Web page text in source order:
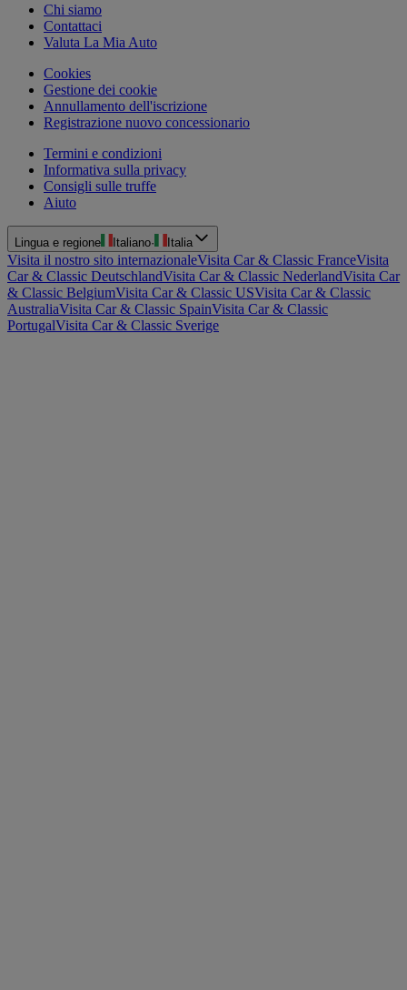
Chi siamo
Contattaci
Valuta La Mia Auto
Cookies
Gestione dei cookie
Annullamento dell'iscrizione
Registrazione nuovo concessionario
Termini e condizioni
Informativa sulla privacy
Consigli sulle truffe
Aiuto
Lingua e regione Italiano· Italia
Visita il nostro sito internazionaleVisita Car & Classic FranceVisita
Car & Classic DeutschlandVisita Car & Classic NederlandVisita Car
& Classic BelgiumVisita Car & Classic USVisita Car & Classic
AustraliaVisita Car & Classic SpainVisita Car & Classic
PortugalVisita Car & Classic Sverige